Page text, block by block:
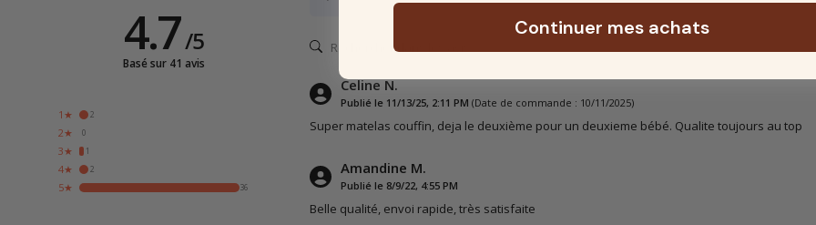
2
1★
0
2★
1
3★
2
4★
36
5★
4.7/5
Basé sur 41 avis
Celine N.
Publié le 11/13/25, 2:11 PM (Date de commande : 10/11/2025)
Super matelas couffin, deja le deuxième pour un deuxieme bébé. Qualite toujours au top
Amandine M.
Publié le 8/9/22, 4:55 PM
Belle qualité, envoi rapide, très satisfaite
Continuer mes achats